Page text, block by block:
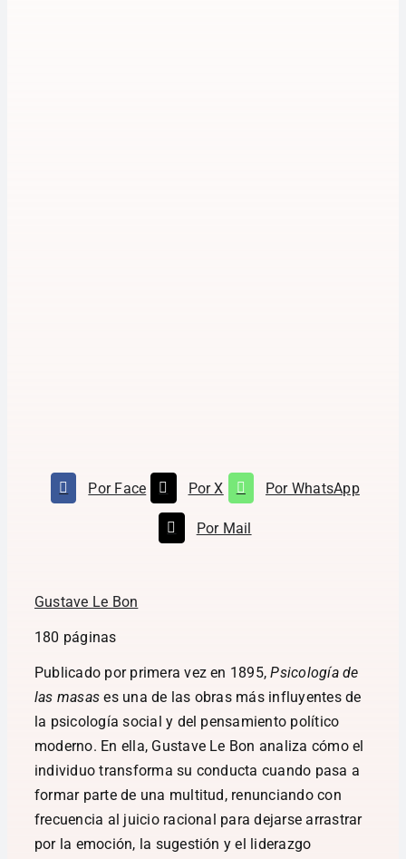
Por Face Por X Por WhatsApp
Por Mail
Gustave Le Bon
180 páginas
Publicado por primera vez en 1895,Psicología de
las masas es una de las obras más influyentes de
la psicología social y del pensamiento político
moderno. En ella, Gustave Le Bon analiza cómo el
individuo transforma su conducta cuando pasa a
formar parte de una multitud, renunciando con
frecuencia al juicio racional para dejarse arrastrar
por la emoción, la sugestión y el liderazgo